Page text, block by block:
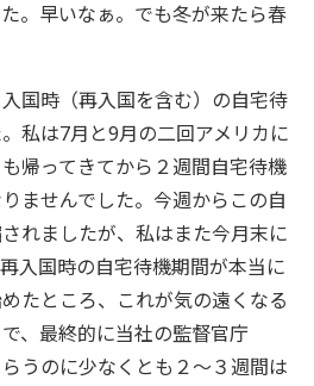
。早いなぁ。でも冬が来たら春
国時（再入国を含む）の自宅待
私は7月と9月の二回アメリカに
帰ってきてから２週間自宅待機
ませんでした。今週からこの自
れましたが、私はまた今月末に
入国時の自宅待機期間が本当に
たところ、これが気の遠くなる
、最終的に当社の監督官庁
らうのに少なくとも２～３週間は